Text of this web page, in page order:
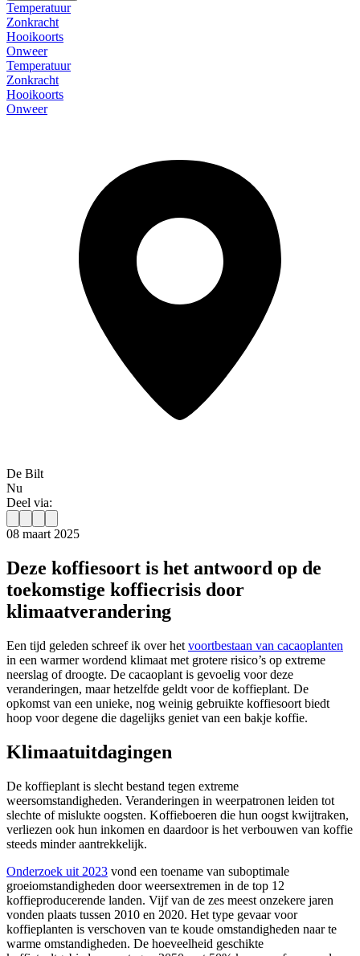
Temperatuur
Zonkracht
Hooikoorts
Onweer
Temperatuur
Zonkracht
Hooikoorts
Onweer
De Bilt
Nu
Deel via:
08 maart 2025
Deze koffiesoort is het antwoord op de
toekomstige koffiecrisis door
klimaatverandering
Een tijd geleden schreef ik over het voortbestaan van cacaoplanten
in een warmer wordend klimaat met grotere risico’s op extreme
neerslag of droogte. De cacaoplant is gevoelig voor deze
veranderingen, maar hetzelfde geldt voor de koffieplant. De
opkomst van een unieke, nog weinig gebruikte koffiesoort biedt
hoop voor degene die dagelijks geniet van een bakje koffie.
Klimaatuitdagingen
De koffieplant is slecht bestand tegen extreme
weersomstandigheden. Veranderingen in weerpatronen leiden tot
slechte of mislukte oogsten. Koffieboeren die hun oogst kwijtraken,
verliezen ook hun inkomen en daardoor is het verbouwen van koffie
steeds minder aantrekkelijk.
Onderzoek uit 2023 vond een toename van suboptimale
groeiomstandigheden door weersextremen in de top 12
koffieproducerende landen. Vijf van de zes meest onzekere jaren
vonden plaats tussen 2010 en 2020. Het type gevaar voor
koffieplanten is verschoven van te koude omstandigheden naar te
warme omstandigheden. De hoeveelheid geschikte